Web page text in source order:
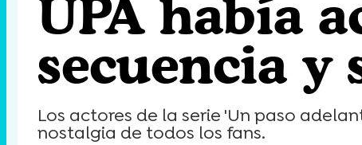
UPA había
secuencia y
Los actores de la serie 'Un paso
nostalgia de todos los fans.